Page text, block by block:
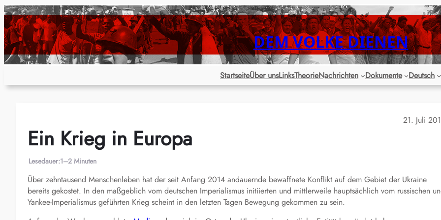
Zum
Inhalt
springen
DEM VOLKE DIENEN
StartseiteÜber unsLinksTheorieNachrichten Dokumente Deutsch
21. Juli
Ein Krieg in Europa
Lesedauer:1–2 Minuten
Über zehntausend Menschenleben hat der seit Anfang 2014 andauernde bewaffnete Konflikt auf dem Gebiet der Ukraine
bereits gekostet. In den maßgeblich vom deutschen Imperialismus initiierten und mittlerweile hauptsächlich vom russischen
Yankee-Imperialismus geführten Krieg scheint in den letzten Tagen Bewegung gekommen zu sein.